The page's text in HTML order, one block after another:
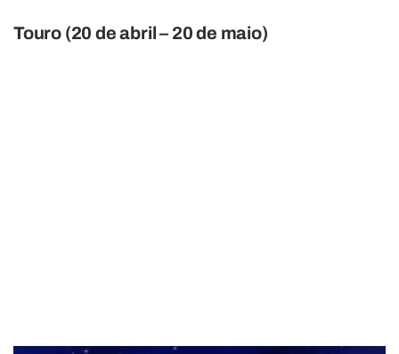
Touro (20 de abril – 20 de maio)